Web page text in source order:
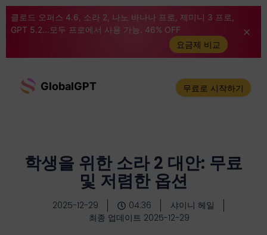
클로드 오퍼스 4.6, 소라 2, 나노 바나나 프로, 제미니 3 프로,
GPT 5.2...모두 프로에서 사용 가능. 46% OFF
요금제 비교
GlobalGPT 무료로 시작하기
학생을 위한 소라 2 대안: 무료
및 저렴한 옵션
2025-12-29 04:36
샤이니 헤일
최종 업데이트 2025-12-29